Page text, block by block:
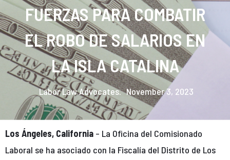
FUERZAS PARA COMBATIR
EL ROBO DE SALARIOS EN
LA ISLA CATALINA
Labor Law Advocates. November 3, 2023
Los Ángeles, California – La Oficina del Comisionado
Laboral se ha asociado con la Fiscalía del Distrito de Los